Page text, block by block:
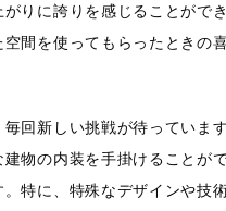
りに誇りを感じることがで
間を使ってもらったときの
回新しい挑戦が待っていま
物の内装を手掛けることが
特に、特殊なデザインや技